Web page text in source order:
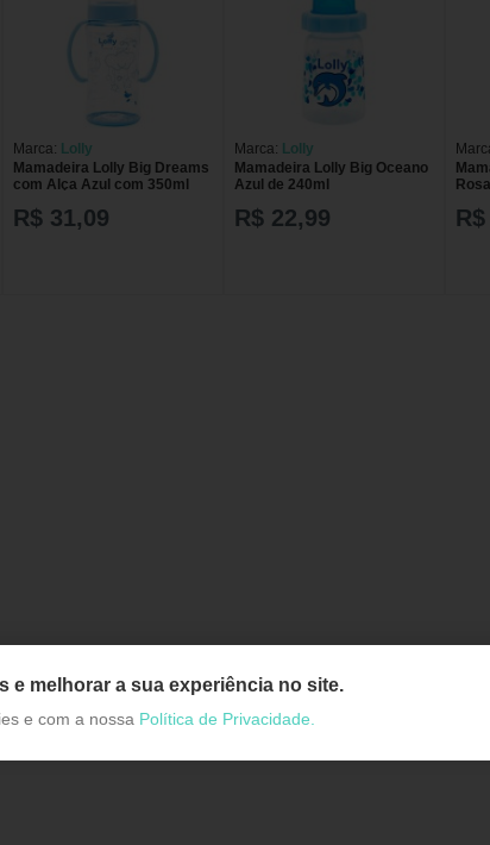
Marca: Lolly
Mamadeira Lolly Big Dreams
com Alça Azul com 350ml
R$ 31,09
Marca: Lolly
Mamadeira Lolly Big Oceano
Azul de 240ml
R$ 22,99
e melhorar a sua experiência no site.
e com a nossa Política de Privacidade.